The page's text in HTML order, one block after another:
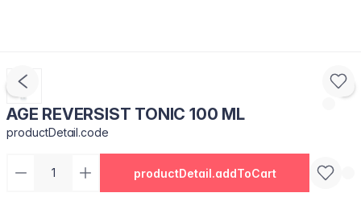
AGE REVERSIST TONIC 100 ML
productDetail.code
productDetail.addToCart